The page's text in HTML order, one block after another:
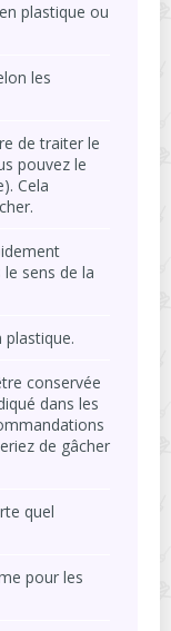
plastique ou
les
de traiter le
pouvez le
Cela
sens de la
conservée
dans les
de gâcher
quel
pour les